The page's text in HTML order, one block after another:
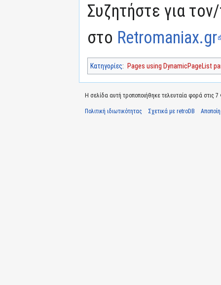
Συζητήστε για
στο Retromaniax.gr
Κατηγορίες: Pages using DynamicPageList
Η σελίδα αυτή τροποποιήθηκε τελευταία φορά στις
Πολιτική ιδιωτικότητας Σχετικά με retroDB